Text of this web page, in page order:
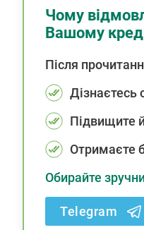
Чому
Вашому
Після
Дізнаєтесь
Підвищите
Отримаєте
Обирайте
Telegram